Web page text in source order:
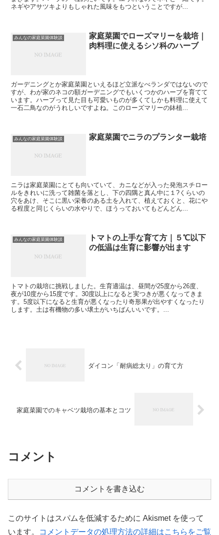
ネギやアサツキよりもしゃれた風味をもつということですが...
みんなの家庭菜園体験談
家庭菜園でローズマリーを栽培｜
肉料理に使えるシソ科のハーブ
ガーデニングとか家庭菜園といえるほど立派なべランダではないので
すが、わが家のネコの額ガーデニングでもいくつかのハーブを育てて
います。ハーブって見た目も可愛いものが多くてしかも料理に使えて
一石二鳥なのがうれしいですよね。このローズマリーの鉢植...
みんなの家庭菜園体験談 家庭菜園でニラのプランター栽培
ニラは家庭菜園にとても向いていて、カニなどが入った発泡スチロー
ルをきれいに洗って雑菌を落とし、下の四隅と真ん中に１?くらいの
穴をあけ、そこに黒い栄養のある土を入れて、植えておくと、花にや
る程度と同じくらいの水やりで、ほうっておいてもどんどん...
みんなの家庭菜園体験談
トマトの上手な育て方｜５℃以下
の低温は生育に影響が出ます
トマトの栽培に挑戦しました。生育適温は、昼間が25度から26度、
夜が10度から15度です。30度以上になると実つきが悪くなってきま
す。5度以下になると生育が悪くなったり奇形果が出やすくなったり
します。土は有機物の多い壌土がいちばんいいです。...
ダイコン「耐病総太り」の育て方
家庭菜園でのキャベツ栽培の基本とコツ
コメント
コメントを書き込む
このサイトはスパムを低減するために Akismet を使って
います。
コメントデータの処理方法の詳細はこちらをご覧